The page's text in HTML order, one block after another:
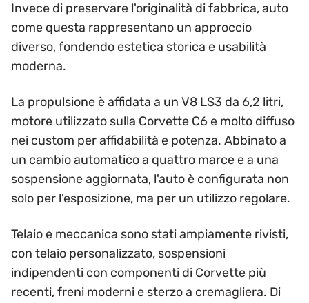
Invece di preservare l'originalità di fabbrica, auto
come questa rappresentano un approccio
diverso, fondendo estetica storica e usabilità
moderna.
La propulsione è affidata a un V8 LS3 da 6,2 litri,
motore utilizzato sulla Corvette C6 e molto diffuso
nei custom per affidabilità e potenza. Abbinato a
un cambio automatico a quattro marce e a una
sospensione aggiornata, l'auto è configurata non
solo per l'esposizione, ma per un utilizzo regolare.
Telaio e meccanica sono stati ampiamente rivisti,
con telaio personalizzato, sospensioni
indipendenti con componenti di Corvette più
recenti, freni moderni e sterzo a cremagliera. Di